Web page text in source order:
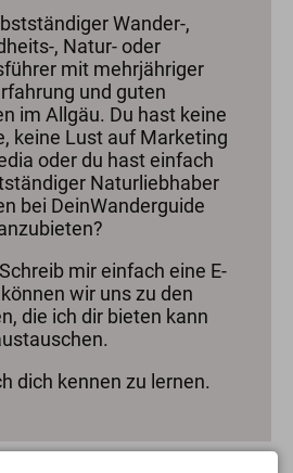
Wander-,
, Natur- oder
mit mehrjähriger
und guten
im Allgäu. Du hast keine
keine Lust auf Marketing
oder du hast einfach
Naturliebhaber
bei DeinWanderguide
mir einfach eine E-
wir uns zu den
die ich dir bieten kann
dich kennen zu lernen.